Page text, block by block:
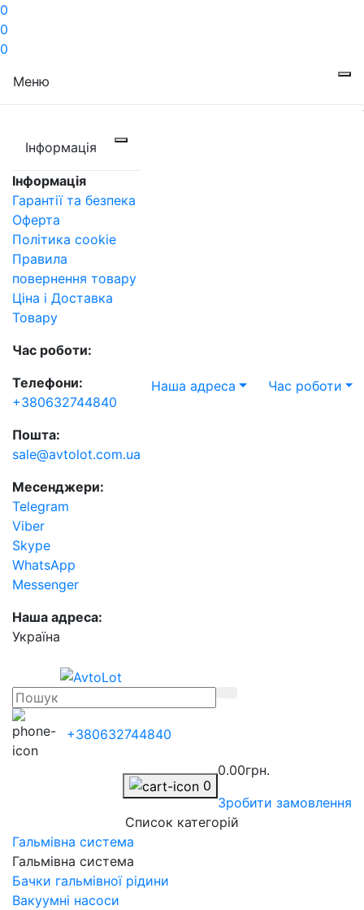
0
0
0
Меню
Інформація
Інформація
Гарантії та безпека
Оферта
Політика cookie
Правила
повернення товару
Ціна і Доставка
Товару
Час роботи:
Телефони:
+380632744840
Пошта:
sale@avtolot.com.ua
Месенджери:
Telegram
Viber
Skype
WhatsApp
Messenger
Наша адреса:
Українa
Наша адреса Час роботи
+380632744840
0
0.00грн.
Зробити замовлення
Список категорій
Гальмівна система
Гальмівна система
Бачки гальмівної рідини
Вакуумні насоси